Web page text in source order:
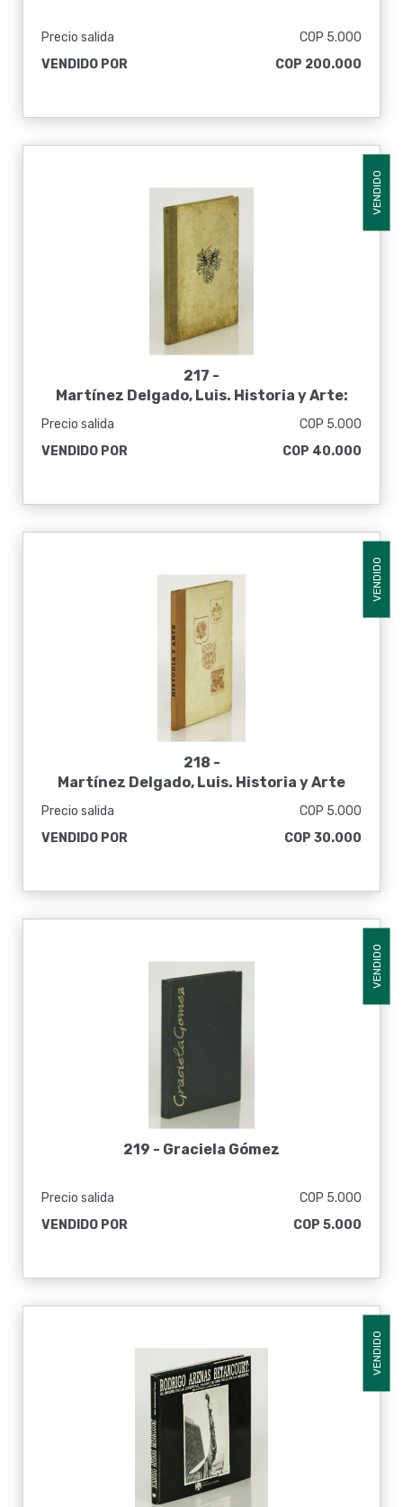
Precio salida
COP 5.000
VENDIDO POR
COP 200.000
VENDIDO
217 -
Martínez Delgado, Luis. Historia y Arte:
Año del Sesquicentenario de la
Precio salida
COP 5.000
VENDIDO POR
COP 40.000
VENDIDO
218 -
Martínez Delgado, Luis. Historia y Arte
Precio salida
COP 5.000
VENDIDO POR
COP 30.000
VENDIDO
219 - Graciela Gómez
Precio salida
COP 5.000
VENDIDO POR
COP 5.000
VENDIDO